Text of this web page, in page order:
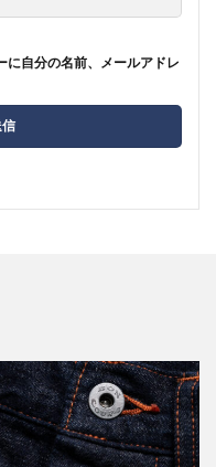
に自分の名前、メールアドレ